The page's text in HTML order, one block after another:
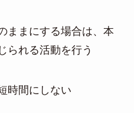
まにする場合は、本
られる活動を行う
間にしない